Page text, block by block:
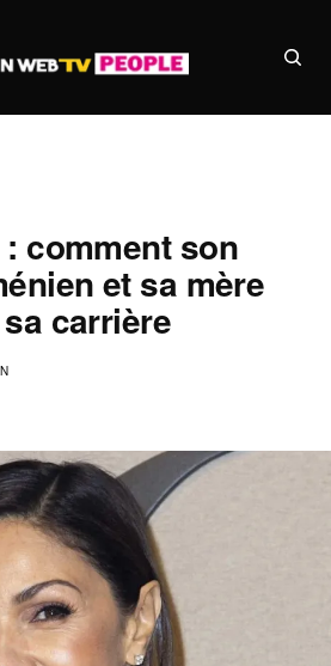
comment son
et sa mère
carrière